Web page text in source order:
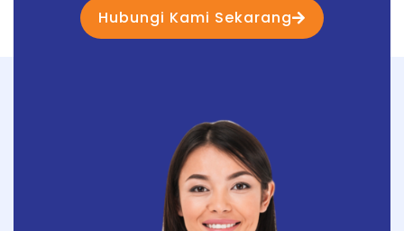
Hubungi Kami Sekarang